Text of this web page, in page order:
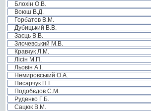
Блохін О.В.
Воюш В.Д.
Горбатов В.М.
Дубицький В.В.
Заєць В.В.
Злочевський М.В.
Кравчук Л.М.
Лісін М.П.
Льовін А.І.
Немировський О.А.
Писарчук П.І.
Подобєдов С.М.
Руденко Г.Б.
Сацюк В.М.